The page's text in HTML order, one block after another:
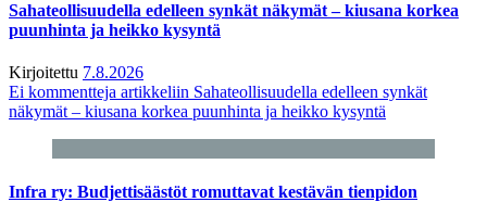
Sahateollisuudella edelleen synkät näkymät – kiusana korkea
puunhinta ja heikko kysyntä
Kirjoitettu 7.8.2026
Ei kommentteja artikkeliin Sahateollisuudella edelleen synkät
näkymät – kiusana korkea puunhinta ja heikko kysyntä
Infra ry: Budjettisäästöt romuttavat kestävän tienpidon